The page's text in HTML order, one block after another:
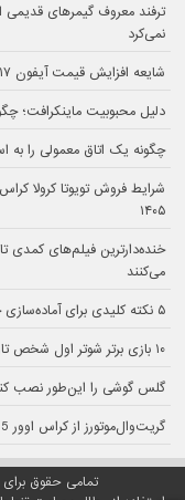
ترفند معروف گیمرهای قدیمی
نمی‌کرد
شایعه افزایش قیمت آیفون ۱۷: اپل جمعه تصمیم می‌گیرد!
دلیل محبوبیت ماینکرافت؛
چگونه یک اتاق معمولی را به
شرایط فروش تویوتا کرولا
۱۴۰۵
خنده‌دارترین فیلم‌های کمدی
می‌کنند
۵ نکته کلیدی برای آماده‌سازی خودرو پیش از سفرهای جاده‌ای در تابستان
۱۰ بازی برتر شوتر اول شخص تاریخ که باید تجربه کنید؛ از Doom تا Halo 3
گلس گوشی را این‌طور نصب
گریت‌وال‌موتورز از کراس اوور Ora 5 پلاگین هیبریدی با فناوری Hi2 رونمایی کرد
تمامی حقوق برای Gadgetnews (گجت نیوز) محفوظ است